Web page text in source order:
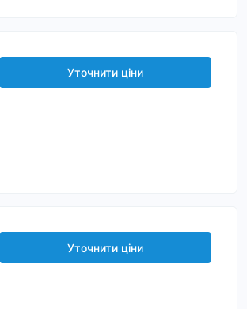
Уточнити ціни
Уточнити ціни